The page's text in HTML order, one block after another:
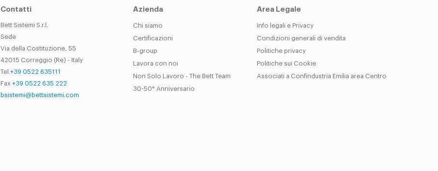
Contatti
Bett Sistemi S.r.l.
Sede
Via della Costituzione, 55
42015 Correggio (Re) - Italy
Tel.+39 0522 635111
Fax +39 0522 635 222
bsistemi@bettsistemi.com
Azienda
Chi siamo
Certificazioni
B-group
Lavora con noi
Non Solo Lavoro - The Bett Team
30-50° Anniversario
Area Legale
Info legali e Privacy
Condizioni generali di vendita
Politiche privacy
Politiche sui Cookie
Associati a Confindustria Emilia area Centro